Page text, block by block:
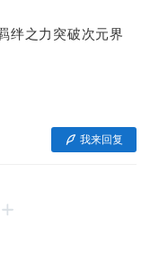
绊之力突破次元界
我来回复